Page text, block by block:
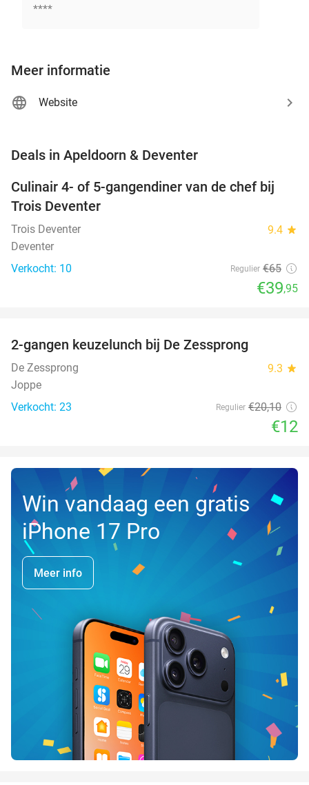
****
Meer informatie
Website
Deals in Apeldoorn & Deventer
39%
TODAY
Culinair 4- of 5-gangendiner van de chef bij
Trois Deventer
Trois Deventer 9.4 star
Deventer
Verkocht: 10
Regulier €65
€39,95
NEW
TODAY
2-gangen keuzelunch bij De Zessprong
De Zessprong 9.3 star
Joppe
Verkocht: 23
Regulier €20,10
€12
Win vandaag een gratis
iPhone 17 Pro
Meer info